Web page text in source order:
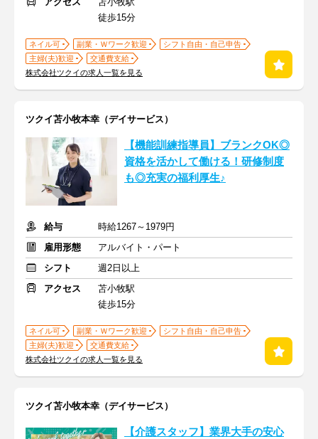
徒歩15分
ネイル可 副業・Ｗワーク歓迎
シフト自由・自己申告
主婦(夫)歓迎
交通費支給
株式会社ツクイの求人一覧を見る
ツクイ苫小牧本幸（デイサービス）
【機能訓練指導員】ブランクOK◎
資格を活かして働ける！研修制度
も◎充実の福利厚生♪
給与
時給1267～1979円
雇用形態
アルバイト・パート
シフト
週2日以上
アクセス
苫小牧駅
徒歩15分
ネイル可 副業・Ｗワーク歓迎
シフト自由・自己申告
主婦(夫)歓迎
交通費支給
株式会社ツクイの求人一覧を見る
ツクイ苫小牧本幸（デイサービス）
【介護スタッフ】業界大手の安心